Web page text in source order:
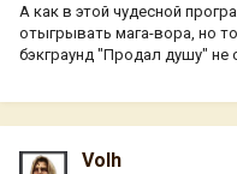
А как в этой чудесной
отыгрывать мага-вора, но
бэкграунд "Продал душу" не
Volh